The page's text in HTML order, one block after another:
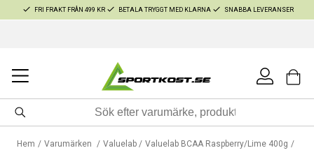
FRI FRAKT FRÅN 499 KR BETALA TRYGGT MED KLARNA SNABBA LEVERANSER
Hem Varumärken Valuelab Valuelab BCAA Raspberry/Lime 400g